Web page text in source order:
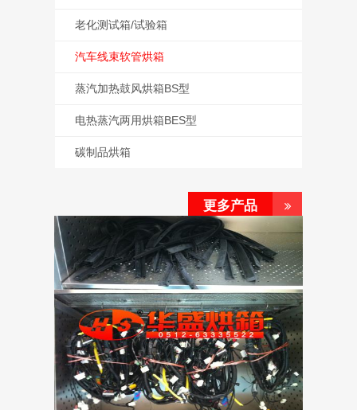
老化测试箱/试验箱
汽车线束软管烘箱
蒸汽加热鼓风烘箱BS型
电热蒸汽两用烘箱BES型
碳制品烘箱
更多产品